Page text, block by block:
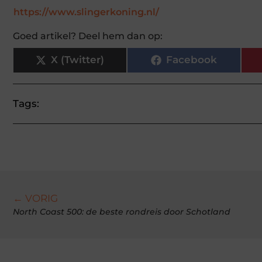
https://www.slingerkoning.nl/
Goed artikel? Deel hem dan op:
X (Twitter) Facebook
Tags:
← VORIG
North Coast 500: de beste rondreis door Schotland